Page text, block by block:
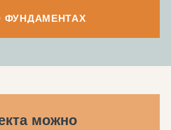
ФУНДАМЕНТАХ
можно